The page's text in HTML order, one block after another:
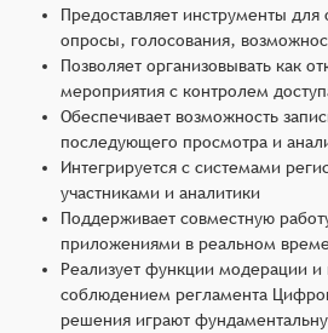
Предоставляет инструменты для
опросы, голосования,
Позволяет организовывать как
мероприятия с контролем
Обеспечивает возможность
последующего просмотра и
Интегрируется с системами
участниками и аналитики
Поддерживает совместную
приложениями в реальном
Реализует функции модерации и
соблюдением регламента
решения играют